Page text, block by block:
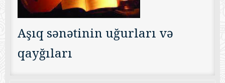
Aşıq sənətinin uğurları və
qayğıları